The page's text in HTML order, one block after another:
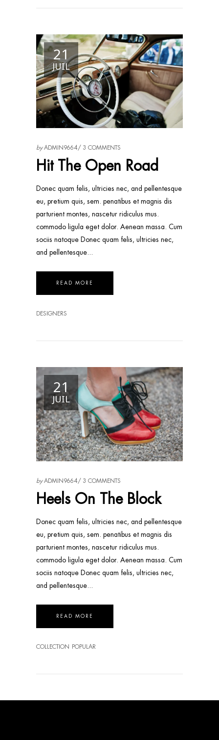
21
JUIL
byADMIN9664 3 COMMENTS
Hit The Open Road
Donec quam felis, ultricies nec, and pellentesque
eu, pretium quis, sem. penatibus et magnis dis
parturient montes, nascetur ridiculus mus.
commodo ligula eget dolor. Aenean massa. Cum
sociis natoque Donec quam felis, ultricies nec,
and pellentesque
READ MORE
DESIGNERS
21
JUIL
byADMIN9664 3 COMMENTS
Heels On The Block
Donec quam felis, ultricies nec, and pellentesque
eu, pretium quis, sem. penatibus et magnis dis
parturient montes, nascetur ridiculus mus.
commodo ligula eget dolor. Aenean massa. Cum
sociis natoque Donec quam felis, ultricies nec,
and pellentesque
READ MORE
COLLECTION POPULAR